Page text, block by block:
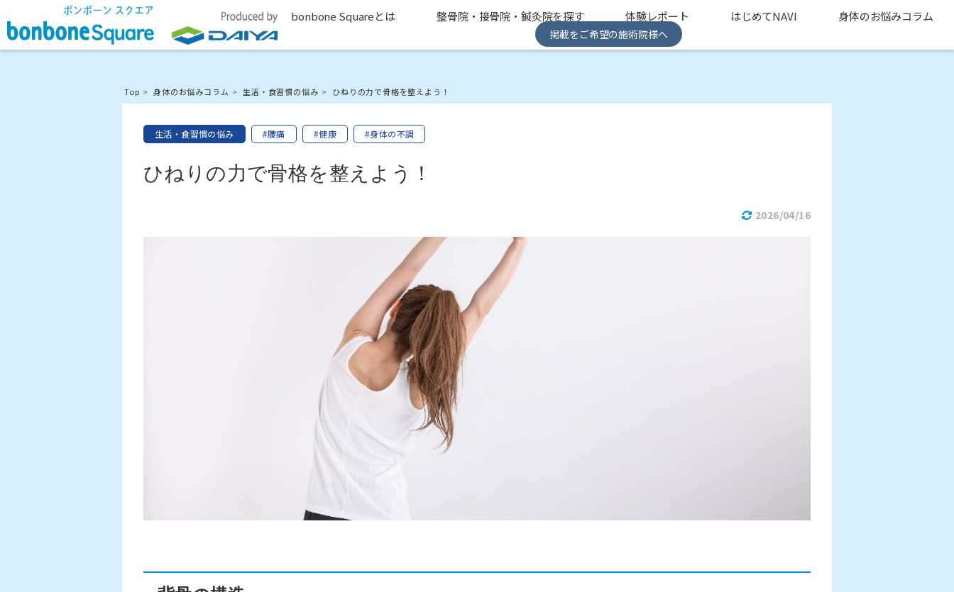
bonbone Squareとは 整骨院・接骨院・鍼灸院を探す 体験レポート はじめてNAVI 身体のお悩みコラム
掲載をご希望の施術院様へ
Top 身体のお悩みコラム 生活・食習慣の悩み ひねりの力で骨格を整えよう！
生活・食習慣の悩み #腰痛 #健康 #身体の不調
ひねりの力で骨格を整えよう！
2026/04/16